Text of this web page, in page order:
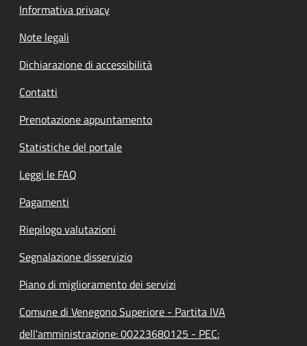
Informativa privacy
Note legali
Dichiarazione di accessibilità
Contatti
Prenotazione appuntamento
Statistiche del portale
Leggi le FAQ
Pagamenti
Riepilogo valutazioni
Segnalazione disservizio
Piano di miglioramento dei servizi
Comune di Venegono Superiore - Partita IVA
dell'amministrazione: 00223680125 - PEC: